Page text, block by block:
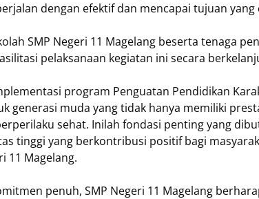
dengan efektif dan mencapai tujuan yang
SMP Negeri 11 Magelang beserta tenaga
pelaksanaan kegiatan ini secara
program Penguatan Pendidikan
generasi muda yang tidak hanya memiliki
sehat. Inilah fondasi penting yang
tinggi yang berkontribusi positif bagi
11 Magelang.
penuh, SMP Negeri 11 Magelang